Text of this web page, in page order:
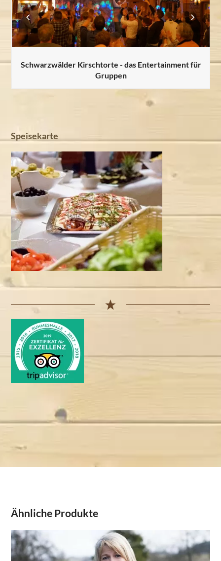
Schwarzwälder Kirschtorte - das Entertainment für
Gruppen
Previous
Slide
Next
Slide
Speisekarte
Ähnliche Produkte